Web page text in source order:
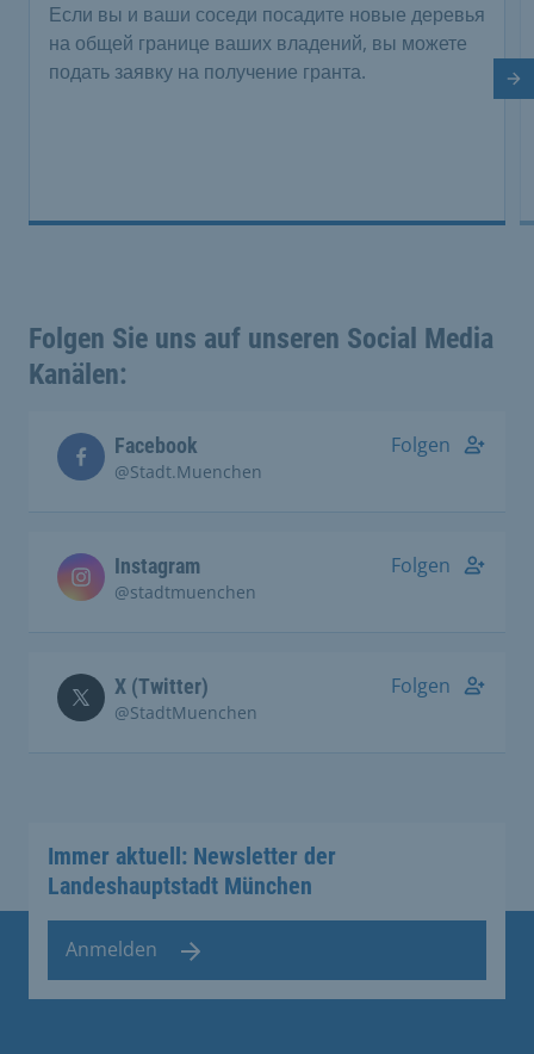
Если вы и ваши соседи посадите новые деревья
на общей границе ваших владений, вы можете
подать заявку на получение гранта.
Folgen Sie uns auf unseren Social Media
Kanälen:
Facebook
@Stadt.Muenchen
Folgen
Instagram
@stadtmuenchen
Folgen
X (Twitter)
@StadtMuenchen
Folgen
Immer aktuell: Newsletter der
Landeshauptstadt München
Anmelden